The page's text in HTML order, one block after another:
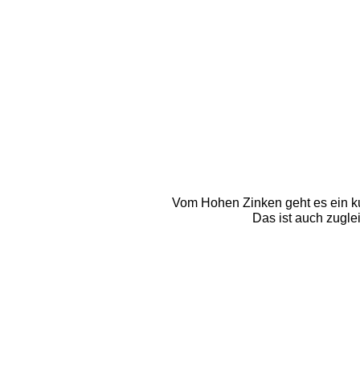
Vom Hohen Zinken geht es ein
Das ist auch